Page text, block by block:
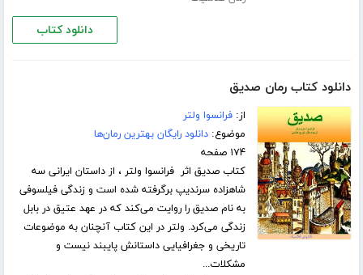
دانلود کتاب
دانلود کتاب رمان صدیق
از:فرانسوا ولتر
موضوع:دانلود رایگان بهترین رمان‌ها
۱۷۴ صفحه
کتاب صدیق اثر فرانسوا ولتر ، از داستان ایرانی سه
شاهزاده سرندیپ برگرفته شده است و زندگی فیلسوفی
به نام صدیق را روایت می‌کند که در عهد عتیق در بابل
زندگی می‌کرد. ولتر در این کتاب آنچنان به موضوعات
تاریخی و جغرافیایی داستانش پایبند نیست و
مشکلات...